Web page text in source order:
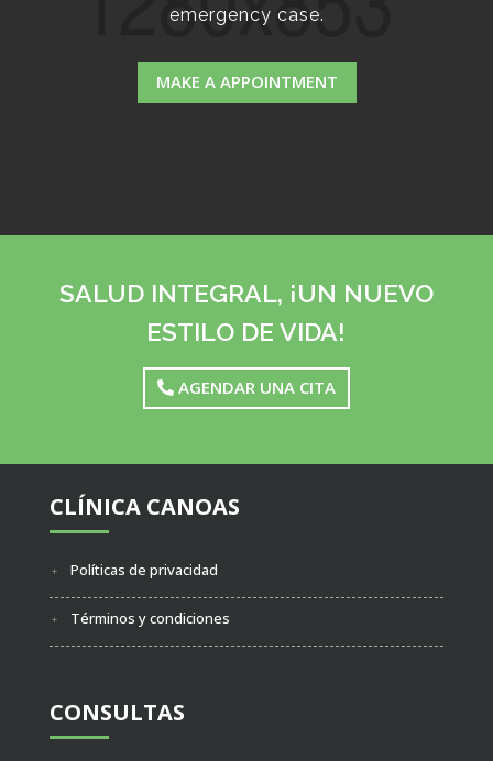
emergency case.
MAKE A APPOINTMENT
SALUD INTEGRAL, ¡UN NUEVO
ESTILO DE VIDA!
AGENDAR UNA CITA
CLÍNICA CANOAS
Políticas de privacidad
Términos y condiciones
CONSULTAS